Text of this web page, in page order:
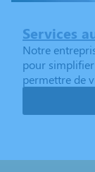
Services
Notre
pour
permettre de